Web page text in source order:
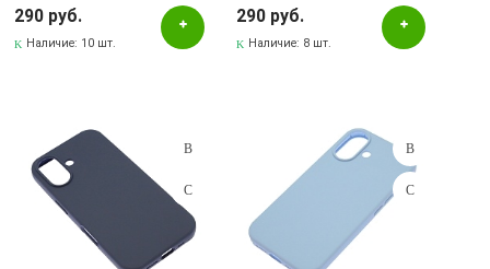
Темно-синий
Угольный
Фуксия
Чёрный
Черный
черный
290 руб.
Наличие: 10 шт.
290 руб.
Наличие: 8 шт.